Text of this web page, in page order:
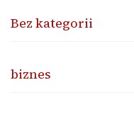
Bez kategorii
biznes